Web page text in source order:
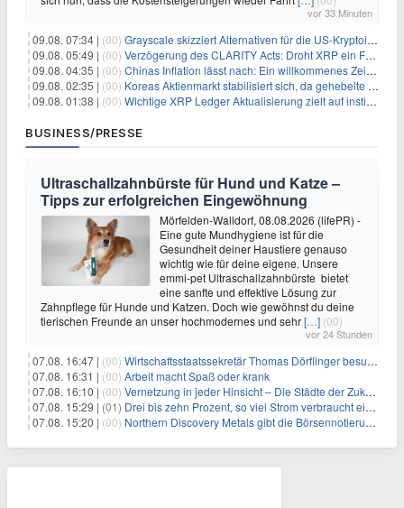
vor 33 Minuten
09.08. 07:34 | (00) Grayscale skizziert Alternativen für die US-Kryptoindustrie ohne CLARITY Act
09.08. 05:49 | (00) Verzögerung des CLARITY Acts: Droht XRP ein Fall unter die $1-Marke?
09.08. 04:35 | (00) Chinas Inflation lässt nach: Ein willkommenes Zeichen für Investoren angesichts der Folgen des Öl-Schocks
09.08. 02:35 | (00) Koreas Aktienmarkt stabilisiert sich, da gehebelte Positionen abgebaut werden
09.08. 01:38 | (00) Wichtige XRP Ledger Aktualisierung zielt auf institutionelle Akzeptanz ab
BUSINESS/PRESSE
Ultraschallzahnbürste für Hund und Katze –
Tipps zur erfolgreichen Eingewöhnung
Mörfelden-Walldorf, 08.08.2026 (lifePR) -
Eine gute Mundhygiene ist für die
Gesundheit deiner Haustiere genauso
wichtig wie für deine eigene. Unsere
emmi-pet Ultraschallzahnbürste bietet
eine sanfte und effektive Lösung zur
Zahnpflege für Hunde und Katzen. Doch wie gewöhnst du deine
tierischen Freunde an unser hochmodernes und sehr[…] (00)
vor 24 Stunden
07.08. 16:47 | (00) Wirtschaftsstaatssekretär Thomas Dörflinger besucht Handwerksbetrieb im Kammerbezirk Freiburg
07.08. 16:31 | (00) Arbeit macht Spaß oder krank
07.08. 16:10 | (00) Vernetzung in jeder Hinsicht – Die Städte der Zukunft sind grün-blau
07.08. 15:29 | (01) Drei bis zehn Prozent, so viel Strom verbraucht ein Aufzug im Gebäude
07.08. 15:20 | (00) Northern Discovery Metals gibt die Börsennotierung an der Frankfurter Wertpapierbörse bekannt